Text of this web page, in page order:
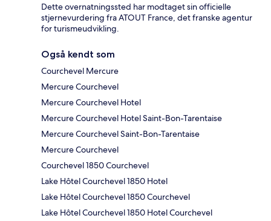
Dette overnatningssted har modtaget sin officielle
stjernevurdering fra ATOUT France, det franske agentur
for turismeudvikling.
Også kendt som
Courchevel Mercure
Mercure Courchevel
Mercure Courchevel Hotel
Mercure Courchevel Hotel Saint-Bon-Tarentaise
Mercure Courchevel Saint-Bon-Tarentaise
Mercure Courchevel
Courchevel 1850 Courchevel
Lake Hôtel Courchevel 1850 Hotel
Lake Hôtel Courchevel 1850 Courchevel
Lake Hôtel Courchevel 1850 Hotel Courchevel